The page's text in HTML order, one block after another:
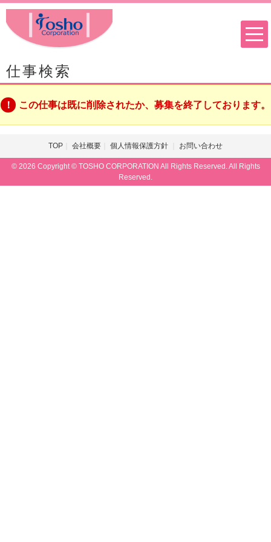
仕事検索
この仕事は既に削除されたか、募集を終了しております。
TOP 会社概要 個人情報保護方針 お問い合わせ
© 2026 Copyright © TOSHO CORPORATION All Rights Reserved. All Rights
Reserved.